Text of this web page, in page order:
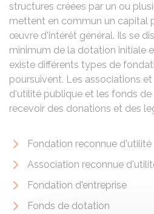
structures créées par un ou
mettent en commun un capital
œuvre d'intérêt général. Ils se
minimum de la dotation initiale
existe différents types de
poursuivent. Les associations
d'utilité publique et les fonds
recevoir des donations et des
Fondation reconnue d'utilité
Association reconnue
Fondation d'entreprise
Fonds de dotation